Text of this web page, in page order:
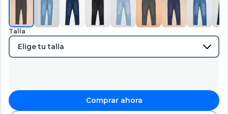
Talla
Comprar ahora